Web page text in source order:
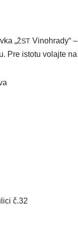
„ŽSTVinohrady“
Pre isto­tu volaj­te
č.32